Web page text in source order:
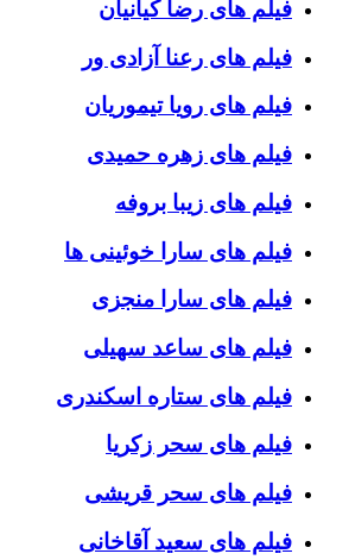
فیلم های رضا کیانیان
فیلم های رعنا آزادی ور
فیلم های رویا تیموریان
فیلم های زهره حمیدی
فیلم های زیبا بروفه
فیلم های سارا خوئینی ها
فیلم های سارا منجزی
فیلم های ساعد سهیلی
فیلم های ستاره اسکندری
فیلم های سحر زکریا
فیلم های سحر قریشی
فیلم های سعید آقاخانی